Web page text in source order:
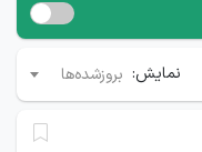
نمایش: بروزشده‌ها